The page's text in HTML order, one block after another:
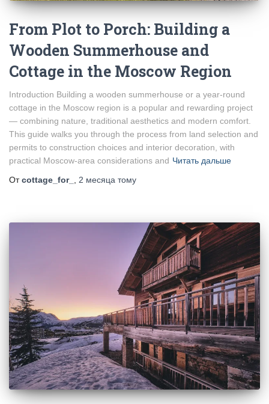
From Plot to Porch: Building a
Wooden Summerhouse and
Cottage in the Moscow Region
Introduction Building a wooden summerhouse or a year‑round
cottage in the Moscow region is a popular and rewarding project
— combining nature, traditional aesthetics and modern comfort.
This guide walks you through the process from land selection and
permits to construction choices and interior decoration, with
practical Moscow‑area considerations and Читать дальше
Отcottage_for_ 2 месяца тому